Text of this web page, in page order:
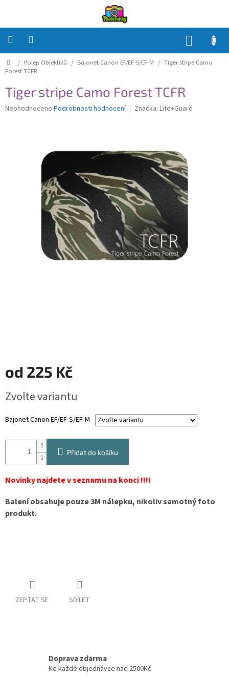
Polep
Těla
Polep
Objektivů
Domů
/ Polep Objektivů / Bajonet Canon EF/EF-S/EF-M / Tiger stripe Camo
Forest TCFR
Tiger stripe Camo Forest TCFR
Průměrné
Neohodnoceno Podrobnosti hodnocení Značka: Life+Guard
od 225 Kč
cena:
Zvolte variantu
Bajonet Canon EF/EF-S/EF-M
Přidat do košíku
Novinky najdete v seznamu na konci !!!!
Balení obsahuje pouze 3M nálepku, nikoliv samotný foto
produkt.
ZEPTAT SE SDÍLET
Doprava zdarma
Ke každé objednávce nad 2500Kč